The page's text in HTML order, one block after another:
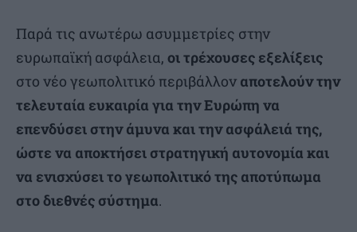
Παρά τις ανωτέρω ασυμμετρίες στην
ευρωπαϊκή ασφάλεια, οι τρέχουσες εξελίξεις
στο νέο γεωπολιτικό περιβάλλον αποτελούν την
τελευταία ευκαιρία για την Ευρώπη να
επενδύσει στην άμυνα και την ασφάλειά της,
ώστε να αποκτήσει στρατηγική αυτονομία και
να ενισχύσει το γεωπολιτικό της αποτύπωμα
στο διεθνές σύστημα.